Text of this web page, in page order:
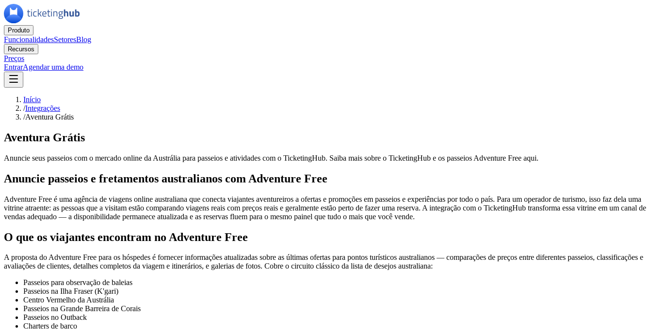
Produto
FuncionalidadesSetoresBlog
Recursos
Preços
EntrarAgendar uma demo
Início
/Integrações
/Aventura Grátis
Aventura Grátis
Anuncie seus passeios com o mercado online da Austrália para passeios e atividades com o TicketingHub. Saiba mais sobre o TicketingHub e os passeios Adventure Free aqui.
Anuncie passeios e fretamentos australianos com Adventure Free
Adventure Free é uma agência de viagens online australiana que conecta viajantes aventureiros a ofertas e promoções em passeios e experiências por todo o país. Para um operador de turismo, isso faz dela uma
vitrine atraente: as pessoas que a visitam estão comparando viagens reais com preços reais e geralmente estão perto de fazer uma reserva. A integração com o TicketingHub transforma essa vitrine em um canal de
vendas adequado — a disponibilidade permanece atualizada e as reservas fluem para o mesmo painel que tudo o mais que você vende.
O que os viajantes encontram no Adventure Free
A proposta do Adventure Free para os hóspedes é fornecer informações atualizadas sobre as últimas ofertas para pontos turísticos australianos — comparações de preços entre diferentes passeios, classificações e
avaliações de clientes, detalhes completos da viagem e itinerários, e galerias de fotos. Cobre o circuito clássico da lista de desejos australiana:
Passeios para observação de baleias
Passeios na Ilha Fraser (K'gari)
Centro Vermelho da Austrália
Passeios na Grande Barreira de Corais
Passeios no Outback
Charters de barco